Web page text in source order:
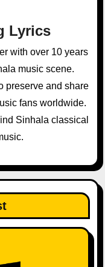
Lyrics
with over 10 years
music scene.
preserve and share
fans worldwide.
Sinhala classical